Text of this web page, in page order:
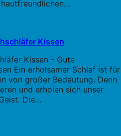
Kissen
Kissen - Gute
Ein erholsamer Schlaf ist für
von großer Bedeutung. Denn
und erholen sich unser
Die…